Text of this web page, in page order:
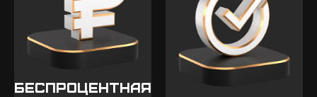
Беспроцентная